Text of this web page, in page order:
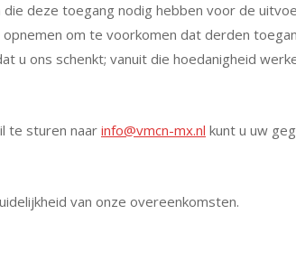
deze toegang nodig hebben voor de
om te voorkomen dat derden
ons schenkt; vanuit die hoedanigheid
te sturen naar info@vmcn-mx.nl kunt u uw
van onze overeenkomsten.